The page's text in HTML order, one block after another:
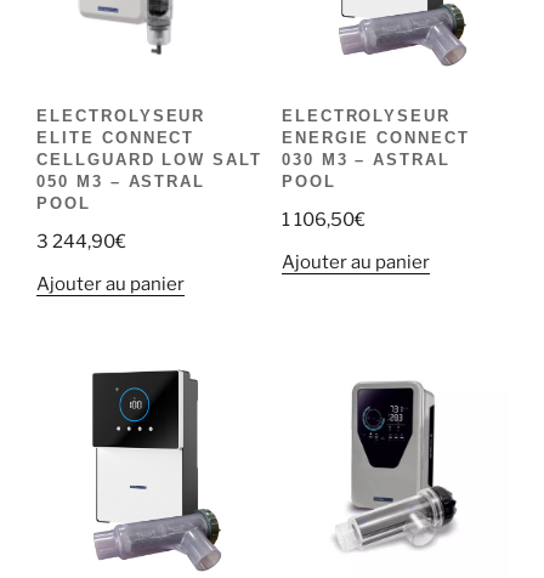
ELECTROLYSEUR
ELITE CONNECT
CELLGUARD LOW SALT
050 M3 – ASTRAL
POOL
3 244,90€
Ajouter au panier
ELECTROLYSEUR
ENERGIE CONNECT
030 M3 – ASTRAL
POOL
1 106,50€
Ajouter au panier